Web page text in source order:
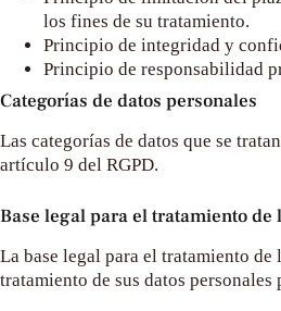
los fines de su tratamiento.
Principio de integridad y
Principio de responsabilidad
Categorías de datos personales
Las categorías de datos que se
artículo 9 del RGPD.
Base legal para el tratamiento de
La base legal para el tratamiento
tratamiento de sus datos